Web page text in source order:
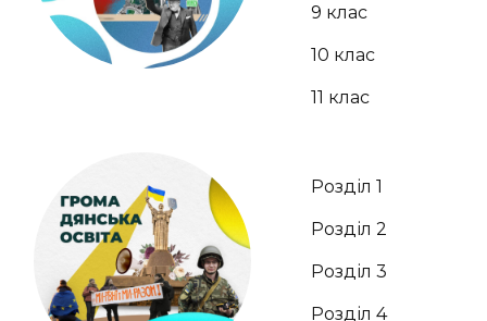
9 клас
10 клас
11 клас
Розділ 1
Розділ 2
Розділ 3
Розділ 4